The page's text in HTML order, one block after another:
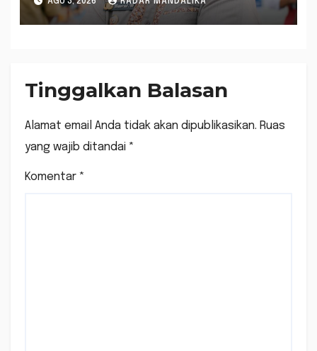
Tinggalkan Balasan
Alamat email Anda tidak akan dipublikasikan. Ruas
yang wajib ditandai *
Komentar *